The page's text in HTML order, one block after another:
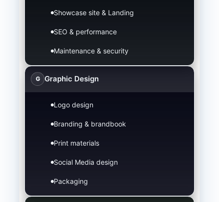
Showcase site & Landing
SEO & performance
Maintenance & security
G Graphic Design
Logo design
Branding & brandbook
Print materials
Social Media design
Packaging